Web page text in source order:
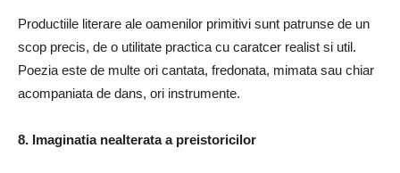
Productiile literare ale oamenilor primitivi sunt patrunse de un
scop precis, de o utilitate practica cu caratcer realist si util.
Poezia este de multe ori cantata, fredonata, mimata sau chiar
acompaniata de dans, ori instrumente.
8. Imaginatia nealterata a preistoricilor